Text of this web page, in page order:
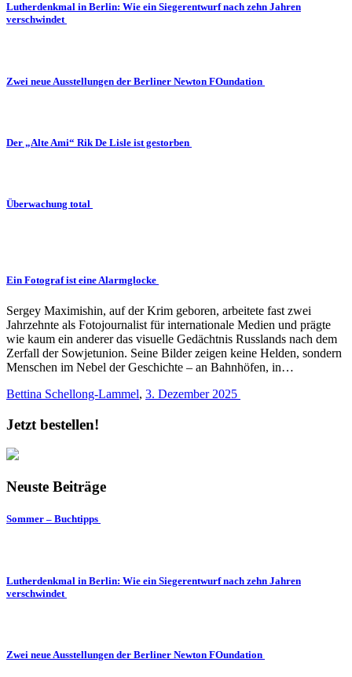
Lutherdenkmal in Berlin: Wie ein Siegerentwurf nach zehn Jahren
verschwindet
Zwei neue Ausstellungen der Berliner Newton FOundation
Der „Alte Ami“ Rik De Lisle ist gestorben
Überwachung total
Ein Fotograf ist eine Alarmglocke
Sergey Maximishin, auf der Krim geboren, arbeitete fast zwei
Jahrzehnte als Fotojournalist für internationale Medien und prägte
wie kaum ein anderer das visuelle Gedächtnis Russlands nach dem
Zerfall der Sowjetunion. Seine Bilder zeigen keine Helden, sondern
Menschen im Nebel der Geschichte – an Bahnhöfen, in…
Bettina Schellong-Lammel, 3. Dezember 2025
Jetzt bestellen!
Neuste Beiträge
Sommer – Buchtipps
Lutherdenkmal in Berlin: Wie ein Siegerentwurf nach zehn Jahren
verschwindet
Zwei neue Ausstellungen der Berliner Newton FOundation